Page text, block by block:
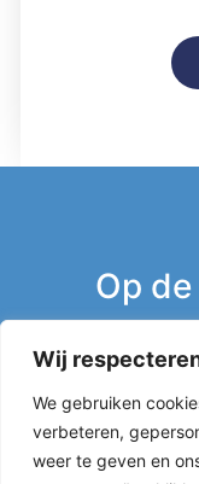
Wij
We gebruiken
verbeteren,
weer te geven en
Op